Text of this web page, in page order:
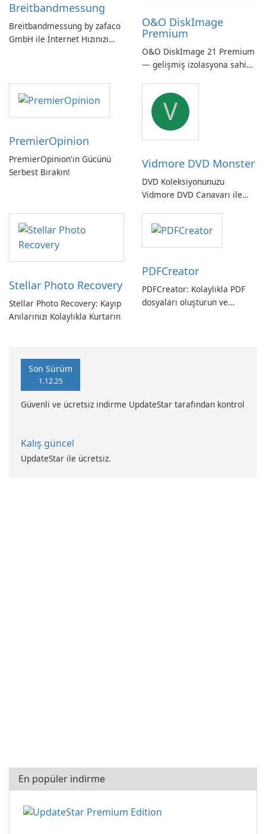
Breitbandmessung
Breitbandmessung by zafaco
GmbH ile İnternet Hızınızı
O&O DiskImage
Premium
O&O DiskImage 21 Premium
— gelişmiş izolasyona sahip
sistem yedekleme
PremierOpinion
PremierOpinion'ın Gücünü
Serbest Bırakın!
V
Vidmore DVD Monster
DVD Koleksiyonunuzu
Vidmore DVD Canavarı ile
Stellar Photo Recovery
Stellar Photo Recovery: Kayıp
Anılarınızı Kolaylıkla Kurtarın
PDFCreator
PDFCreator: Kolaylıkla PDF
dosyaları oluşturun ve
Son Sürüm
1.12.25
Güvenli ve ücretsiz indirme UpdateStar tarafından kontrol
Kalış güncel
UpdateStar ile ücretsiz.
En popüler indirme